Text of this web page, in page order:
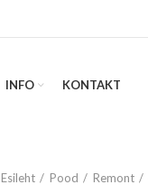
INFO KONTAKT
Esileht Pood Remont